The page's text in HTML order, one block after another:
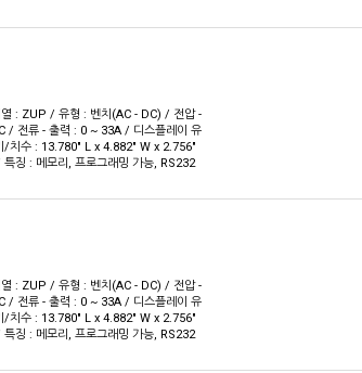
: ZUP / 유형 : 벤치(AC - DC) / 전압 -
/ 전류 - 출력 : 0 ~ 33A / 디스플레이 유
치수 : 13.780" L x 4.882" W x 2.756"
: 메모리, 프로그래밍 가능, RS232
: ZUP / 유형 : 벤치(AC - DC) / 전압 -
/ 전류 - 출력 : 0 ~ 33A / 디스플레이 유
치수 : 13.780" L x 4.882" W x 2.756"
: 메모리, 프로그래밍 가능, RS232